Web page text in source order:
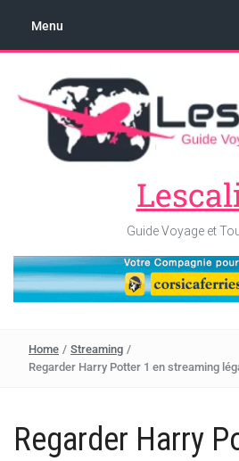
Menu
Guide Voyage et
Home / Streaming /
Regarder Harry Potter 1 en streaming
Regarder Harry